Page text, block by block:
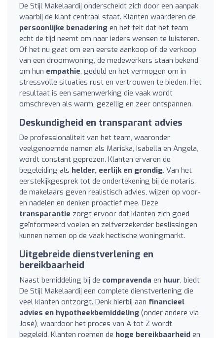
De Stijl Makelaardij onderscheidt zich door een aanpak
waarbij de klant centraal staat. Klanten waarderen de
persoonlijke benadering en het feit dat het team
echt de tijd neemt om naar ieders wensen te luisteren.
Of het nu gaat om een eerste aankoop of de verkoop
van een droomwoning, de medewerkers staan bekend
om hun empathie, geduld en het vermogen om in
stressvolle situaties rust en vertrouwen te bieden. Het
resultaat is een samenwerking die vaak wordt
omschreven als warm, gezellig en zeer ontspannen.
Deskundigheid en transparant advies
De professionaliteit van het team, waaronder
veelgenoemde namen als Mariska, Isabella en Angela,
wordt constant geprezen. Klanten ervaren de
begeleiding als helder, eerlijk en grondig. Van het
eerstekijkgesprek tot de ondertekening bij de notaris,
de makelaars geven realistisch advies, wijzen op voor-
en nadelen en denken proactief mee. Deze
transparantie zorgt ervoor dat klanten zich goed
geïnformeerd voelen en zelfverzekerder beslissingen
kunnen nemen op de vaak hectische woningmarkt.
Uitgebreide dienstverlening en
bereikbaarheid
Naast bemiddeling bij de compravenda en huur, biedt
De Stijl Makelaardij een complete dienstverlening die
veel klanten ontzorgt. Denk hierbij aan financieel
advies en hypotheekbemiddeling (onder andere via
José), waardoor het proces van A tot Z wordt
begeleid. Klanten roemen de hoge bereikbaarheid en